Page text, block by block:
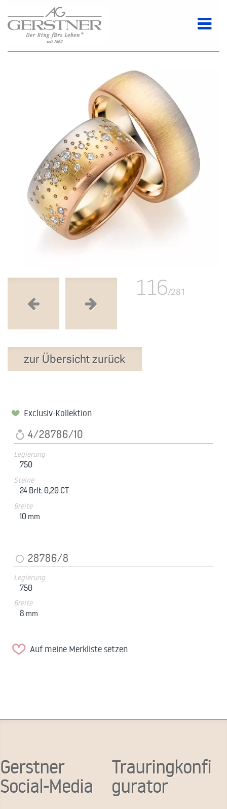
116/281
zur Übersicht zurück
Exclusiv-Kollektion
4/28786/10
Legierung
750
Steine
24 Brlt. 0,20 CT
Breite
10 mm
28786/8
Legierung
750
Breite
8 mm
Auf meine Merkliste setzen
Gerstner
Social-Media
Trauringkonfi
gurator